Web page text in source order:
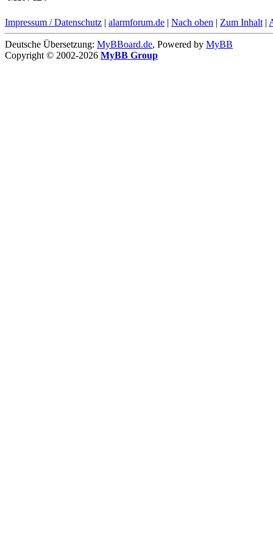
Impressum / Datenschutz | alarmforum.de | Nach oben | Zum Inhalt |
Deutsche Übersetzung: MyBBoard.de, Powered by MyBB
Copyright © 2002-2026 MyBB Group